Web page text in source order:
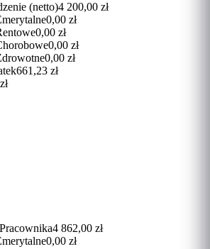
(netto)4 200,00 zł
0,00 zł
0,00 zł
0,00 zł
0,00 zł
661,23 zł
4 862,00 zł
0,00 zł